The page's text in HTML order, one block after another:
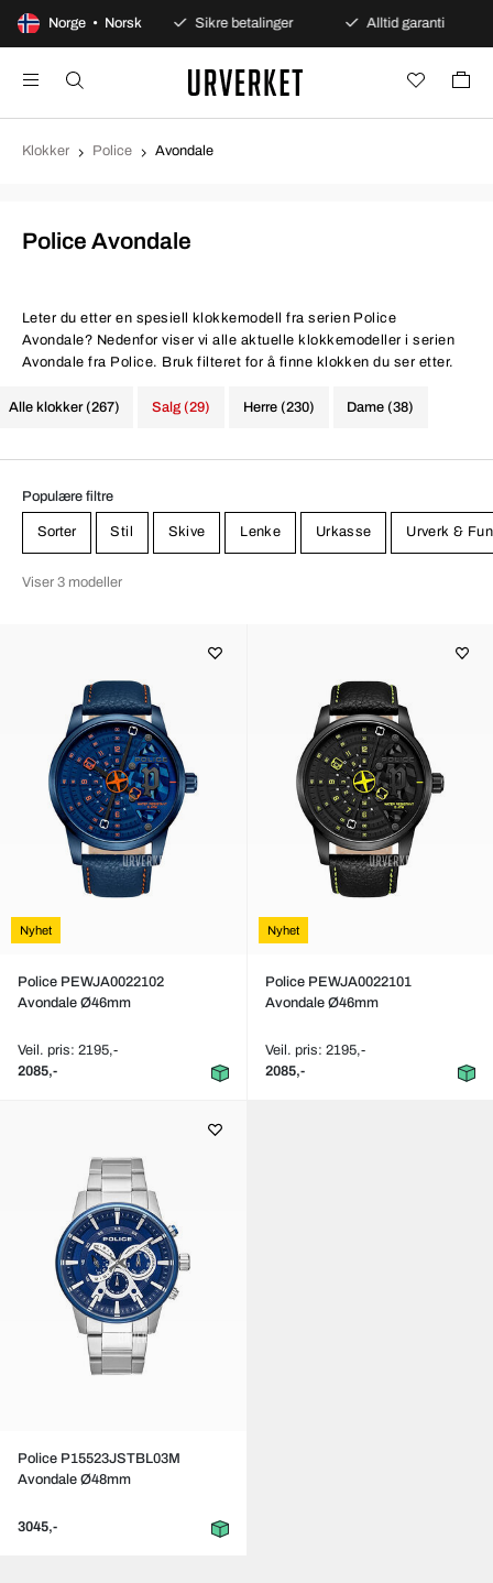
Norge • Norsk
åpent kjøp Sikre betalinger Alltid garanti
Klokker Police Avondale
Police Avondale
Leter du etter en spesiell klokkemodell fra serien Police
Avondale? Nedenfor viser vi alle aktuelle klokkemodeller i serien
Avondale fra Police. Bruk filteret for å finne klokken du ser etter.
Alle klokker (267) Herre (230) Dame (38)
Salg (29)
Populære filtre
Sorter Stil Skive Lenke Urkasse Urverk &
Viser 3 modeller
Nyhet
Police PEWJA0022102
Avondale Ø46mm
Veil. pris: 2195,-
2085,-
Nyhet
Police PEWJA0022101
Avondale Ø46mm
Veil. pris: 2195,-
2085,-
Police P15523JSTBL03M
Avondale Ø48mm
3045,-